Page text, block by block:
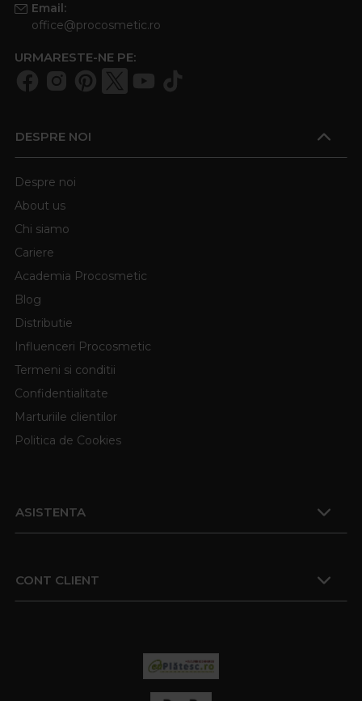
Email:
office@procosmetic.ro
URMARESTE-NE PE:
DESPRE NOI
Despre noi
About us
Chi siamo
Cariere
Academia Procosmetic
Blog
Distributie
Influenceri Procosmetic
Termeni si conditii
Confidentialitate
Marturiile clientilor
Politica de Cookies
ASISTENTA
CONT CLIENT